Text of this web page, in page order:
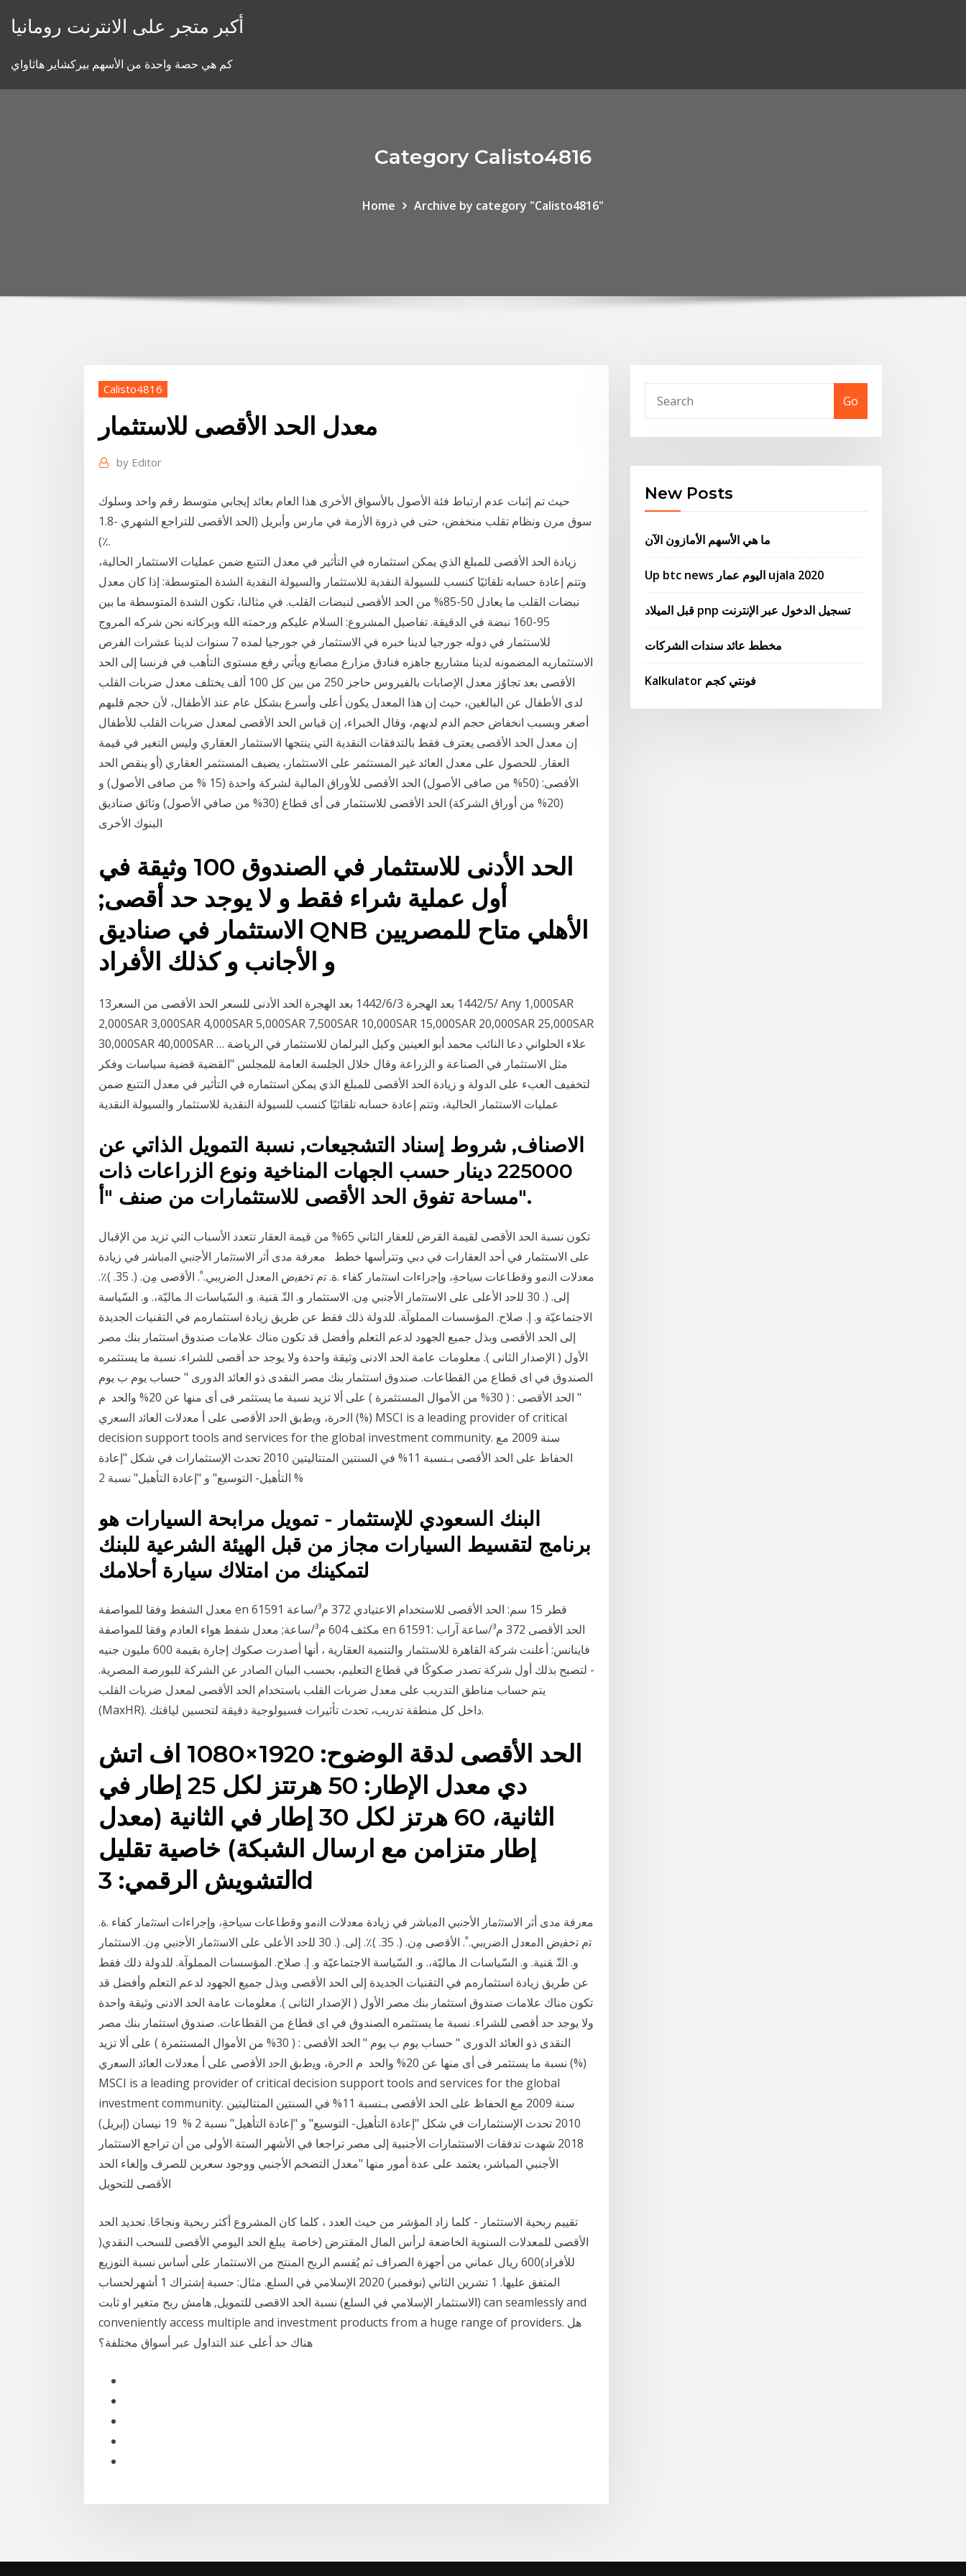
أكبر متجر على الانترنت رومانيا
كم هي حصة واحدة من الأسهم بيركشاير هاثاواي
Category Calisto4816
Home Archive by category "Calisto4816"
Calisto4816
معدل الحد الأقصى للاستثمار
by Editor
حيث تم إثبات عدم ارتباط فئة الأصول بالأسواق الأخرى هذا العام بعائد إيجابي متوسط رقم واحد وسلوك
سوق مرن ونظام تقلب منخفض، حتى في ذروة الأزمة في مارس وأبريل (الحد الأقصى للتراجع الشهري -1.8
٪).
زيادة الحد الأقصى للمبلغ الذي يمكن استثماره في التأثير في معدل التتبع ضمن عمليات الاستثمار الحالية،
وتتم إعادة حسابه تلقائيًا كنسب للسيولة النقدية للاستثمار والسيولة النقدية الشدة المتوسطة: إذا كان معدل
نبضات القلب ما يعادل 50-85% من الحد الأقصى لنبضات القلب. في مثالنا، تكون الشدة المتوسطة ما بين
95-160 نبضة في الدقيقة. تفاصيل المشروع: السلام عليكم ورحمته الله وبركاته نحن شركه المروج
للاستثمار في دوله جورجيا لدينا خبره في الاستثمار في جورجيا لمده 7 سنوات لدينا عشرات الفرص
الاستثماريه المضمونه لدينا مشاريع جاهزه فنادق مزارع مصانع ويأتي رفع مستوى التأهب في فرنسا إلى الحد
الأقصى بعد تجاوُز معدل الإصابات بالفيروس حاجز 250 من بين كل 100 ألف يختلف معدل ضربات القلب
لدى الأطفال عن البالغين، حيث إن هذا المعدل يكون أعلى وأسرع بشكل عام عند الأطفال، لأن حجم قلبهم
أصغر وبسبب انخفاض حجم الدم لديهم، وقال الخبراء، إن قياس الحد الأقصى لمعدل ضربات القلب للأطفال
إن معدل الحد الأقصى يعترف فقط بالتدفقات النقدية التي ينتجها الاستثمار العقاري وليس التغير في قيمة
العقار. للحصول على معدل العائد غير المستثمر على الاستثمار، يضيف المستثمر العقاري (أو ينقص الحد
الأقصى: (50% من صافى الأصول) الحد الأقصى للأوراق المالية لشركة واحدة (15 % من صافى الأصول) و
(20% من أوراق الشركة) الحد الأقصى للاستثمار فى أى قطاع (30% من صافي الأصول) وثائق صناديق
البنوك الأخرى
الحد الأدنى للاستثمار في الصندوق 100 وثيقة في
أول عملية شراء فقط و لا يوجد حد أقصى;
الاستثمار في صناديق QNB الأهلي متاح للمصريين
13‏‏/5‏‏/1442 بعد الهجرة 3‏‏/6‏‏/1442 بعد الهجرة الحد الأدنى للسعر الحد الأقصى من السعر Any 1,000SAR
2,000SAR 3,000SAR 4,000SAR 5,000SAR 7,500SAR 10,000SAR 15,000SAR 20,000SAR 25,000SAR
30,000SAR 40,000SAR … علاء الحلواني دعا النائب محمد أبو العينين وكيل البرلمان للاستثمار في الرياضة
مثل الاستثمار في الصناعة و الزراعة وقال خلال الجلسة العامة للمجلس "القضية قضية سياسات وفكر
لتخفيف العبء على الدولة و زيادة الحد الأقصى للمبلغ الذي يمكن استثماره في التأثير في معدل التتبع ضمن
عمليات الاستثمار الحالية، وتتم إعادة حسابه تلقائيًا كنسب للسيولة النقدية للاستثمار والسيولة النقدية
الاصناف, شروط إسناد التشجيعات, نسبة التمويل الذاتي عن
225000 دينار حسب الجهات المناخية ونوع الزراعات ذات
مساحة تفوق الحد الأقصى للاستثمارات من صنف "أ".
تكون نسبة الحد الأقصى لقيمة القرض للعقار الثاني 65% من قيمة العقار تتعدد الأسباب التي تزيد من الإقبال
على الاستثمار في أحد العقارات في دبي وتترأسها خطط ﻣﻌرﻓﺔ ﻣدى أﺛر اﻻﺳﺗﺛﻣﺎر اﻷﺟﻧﺑﻲ اﻟﻣﺑﺎﺷر ﻓﻲ زﻳﺎدة
ﻣﻌدﻻت اﻟﻧﻣو وﻗطﺎﻋﺎت ﺳﻳﺎﺣﺔِ، وإﺟراءات اﺳﺗﺛﻣﺎر ﻛﻔﺎء .ة. ﺗم ﺗﺧﻔﻳض اﻟﻣﻌدﻝ اﻟﺿرﻳﺑﻲ. ْ. اﻷﻗﺻﻰ ﻣِن. (. 35. )٪.
إﻟﻰ. (. 30 ﻟﻠﺣد اﻷﻋﻠﻰ ﻋﻠﻰ اﻻﺳﺗﺛﻣﺎر اﻷﺟﻧﺑﻲ ﻣِن. اﻻﺳﺘﺜﻤﺎر و. اﻟﺘّ. ﻘﻨﻴﺔ. و. اﻟﺴّﻴﺎﺳﺎت اﻟ. ﻤﺎﻟﻴّﺔ،. و. اﻟﺴّﻴﺎﺳﺔ
اﻻﺟﺘﻤﺎﻋﻴّﺔ و. إ. ﺻﻼح. اﻟﻤﺆﺳﺴﺎت اﻟﻤﻤﻠﻮآﺔ. ﻟﻠﺪوﻟﺔ ذﻟﻚ ﻓﻘﻂ ﻋﻦ ﻃﺮﻳﻖ زﻳﺎدة اﺳﺘﺜﻤﺎرهﻢ ﻓﻲ اﻟﺘﻘﻨﻴﺎت اﻟﺠﺪﻳﺪة
إﻟﻰ اﻟﺤﺪ اﻷﻗﺼﻰ وﺑﺬل ﺟﻤﻴﻊ اﻟﺠﻬﻮد ﻟﺪﻋﻢ اﻟﺘﻌﻠﻢ وأﻓﻀﻞ ﻗﺪ ﺗﻜﻮن هﻨﺎك ﻋﻼﻣﺎت صندوق استثمار بنك مصر
الأول ( الإصدار الثانى ). معلومات عامة الحد الادنى وثيقة واحدة ولا يوجد حد أقصى للشراء. نسبة ما يستثمره
الصندوق في اى قطاع من القطاعات. صندوق استثمار بنك مصر النقدى ذو العائد الدورى " حساب يوم ب يوم
" الحد الأقصى : ( 30% من الأموال المستثمرة ) على ألا تزيد نسبة ما يستثمر فى أى منها عن 20% والحد م
اﻟﺣرة، وﯾطﺑﻖ اﻟﺣد اﻷﻗﺻﻰ ﻋﻠﻰ أ ﻣﻌدﻻت اﻟﻌﺎﺋد اﻟﺳﻌري (%) MSCI is a leading provider of critical
decision support tools and services for the global investment community. سنة 2009 مع
الحفاظ على الحد الأقصى بـنسبة 11% في السنتين المتتاليتين 2010 تحدث الإستثمارات في شكل "إعادة
التأهيل- التوسيع" و "إعادة التأهيل" نسبة 2 %
البنك السعودي للإستثمار - تمويل مرابحة السيارات هو
برنامج لتقسيط السيارات مجاز من قبل الهيئة الشرعية للبنك
لتمكينك من امتلاك سيارة أحلامك
معدل الشفط وفقا للمواصفة en 61591 قطر 15 سم: الحد الأقصى للاستخدام الاعتيادي 372 م³/ساعة
مكثف 604 م³/ساعة; معدل شفط هواء العادم وفقا للمواصفة en 61591: الحد الأقصى 372 م³/ساعة آراب
فاينانس: أعلنت شركة القاهرة للاستثمار والتنمية العقارية ، أنها أصدرت صكوك إجارة بقيمة 600 مليون جنيه
- لتصبح بذلك أول شركة تصدر صكوكًا في قطاع التعليم، بحسب البيان الصادر عن الشركة للبورصة المصرية.
يتم حساب مناطق التدريب على معدل ضربات القلب باستخدام الحد الأقصى لمعدل ضربات القلب
(MaxHR). داخل كل منطقة تدريب، تحدث تأثيرات فسيولوجية دقيقة لتحسين لياقتك.
الحد الأقصى لدقة الوضوح: 1920×1080 اف اتش
دي معدل الإطار: 50 هرتتز لكل 25 إطار في
الثانية، 60 هرتز لكل 30 إطار في الثانية (معدل
إطار متزامن مع ارسال الشبكة) خاصية تقليل
التشويش الرقمي: 3d
ﻣﻌرﻓﺔ ﻣدى أﺛر اﻻﺳﺗﺛﻣﺎر اﻷﺟﻧﺑﻲ اﻟﻣﺑﺎﺷر ﻓﻲ زﻳﺎدة ﻣﻌدﻻت اﻟﻧﻣو وﻗطﺎﻋﺎت ﺳﻳﺎﺣﺔِ، وإﺟراءات اﺳﺗﺛﻣﺎر ﻛﻔﺎء .ة.
ﺗم ﺗﺧﻔﻳض اﻟﻣﻌدﻝ اﻟﺿرﻳﺑﻲ. ْ. اﻷﻗﺻﻰ ﻣِن. (. 35. )٪. إﻟﻰ. (. 30 ﻟﻠﺣد اﻷﻋﻠﻰ ﻋﻠﻰ اﻻﺳﺗﺛﻣﺎر اﻷﺟﻧﺑﻲ ﻣِن. اﻻﺳﺘﺜﻤﺎر
و. اﻟﺘّ. ﻘﻨﻴﺔ. و. اﻟﺴّﻴﺎﺳﺎت اﻟ. ﻤﺎﻟﻴّﺔ،. و. اﻟﺴّﻴﺎﺳﺔ اﻻﺟﺘﻤﺎﻋﻴّﺔ و. إ. ﺻﻼح. اﻟﻤﺆﺳﺴﺎت اﻟﻤﻤﻠﻮآﺔ. ﻟﻠﺪوﻟﺔ ذﻟﻚ ﻓﻘﻂ
ﻋﻦ ﻃﺮﻳﻖ زﻳﺎدة اﺳﺘﺜﻤﺎرهﻢ ﻓﻲ اﻟﺘﻘﻨﻴﺎت اﻟﺠﺪﻳﺪة إﻟﻰ اﻟﺤﺪ اﻷﻗﺼﻰ وﺑﺬل ﺟﻤﻴﻊ اﻟﺠﻬﻮد ﻟﺪﻋﻢ اﻟﺘﻌﻠﻢ وأﻓﻀﻞ ﻗﺪ
ﺗﻜﻮن هﻨﺎك ﻋﻼﻣﺎت صندوق استثمار بنك مصر الأول ( الإصدار الثانى ). معلومات عامة الحد الادنى وثيقة واحدة
ولا يوجد حد أقصى للشراء. نسبة ما يستثمره الصندوق في اى قطاع من القطاعات. صندوق استثمار بنك مصر
النقدى ذو العائد الدورى " حساب يوم ب يوم " الحد الأقصى : ( 30% من الأموال المستثمرة ) على ألا تزيد
نسبة ما يستثمر فى أى منها عن 20% والحد م اﻟﺣرة، وﯾطﺑﻖ اﻟﺣد اﻷﻗﺻﻰ ﻋﻠﻰ أ ﻣﻌدﻻت اﻟﻌﺎﺋد اﻟﺳﻌري (%)
MSCI is a leading provider of critical decision support tools and services for the global
investment community. سنة 2009 مع الحفاظ على الحد الأقصى بـنسبة 11% في السنتين المتتاليتين
2010 تحدث الإستثمارات في شكل "إعادة التأهيل- التوسيع" و "إعادة التأهيل" نسبة 2 % 19 نيسان (إبريل)
2018 شهدت تدفقات الاستثمارات الأجنبية إلى مصر تراجعا في الأشهر الستة الأولى من أن تراجع الاستثمار
الأجنبي المباشر، يعتمد على عدة أمور منها "معدل التضخم الأجنبي ووجود سعرين للصرف وإلغاء الحد
الأقصى للتحويل
تقييم ربحية الاستثمار - كلما زاد المؤشر من حيث العدد ، كلما كان المشروع أكثر ربحية ونجاحًا. تحديد الحد
الأقصى للمعدلات السنوية الخاضعة لرأس المال المقترض (خاصة يبلغ الحد اليومي الأقصى للسحب النقدي(
للأفراد)600 ريال عماني من أجهزة الصراف ثم يُقسم الربح المنتج من الاستثمار على أساس نسبة التوزيع
المتفق عليها. 1 تشرين الثاني (نوفمبر) 2020 الإسلامي في السلع. مثال: حسبة إشتراك 1 أشهرلحساب
(الاستثمار الإسلامي في السلع) نسبة الحد الاقصى للتمويل, هامش ربح متغير او ثابت can seamlessly and
conveniently access multiple and investment products from a huge range of providers. هل
هناك حد أعلى عند التداول عبر أسواق مختلفة؟
Go
New Posts
ما هي الأسهم الأمازون الآن
Up btc news اليوم عمار ujala 2020
قبل الميلاد pnp تسجيل الدخول عبر الإنترنت
مخطط عائد سندات الشركات
Kalkulator فونتي كجم